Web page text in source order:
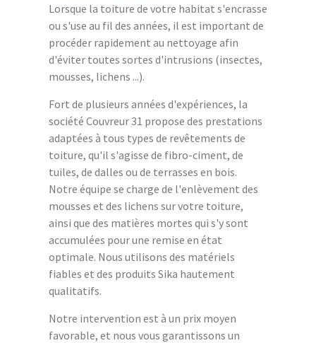
Lorsque la toiture de votre habitat s'encrasse
ou s'use au fil des années, il est important de
procéder rapidement au nettoyage afin
d'éviter toutes sortes d'intrusions (insectes,
mousses, lichens ...).
Fort de plusieurs années d'expériences, la
société Couvreur 31 propose des prestations
adaptées à tous types de revêtements de
toiture, qu'il s'agisse de fibro-ciment, de
tuiles, de dalles ou de terrasses en bois.
Notre équipe se charge de l'enlèvement des
mousses et des lichens sur votre toiture,
ainsi que des matières mortes qui s'y sont
accumulées pour une remise en état
optimale. Nous utilisons des matériels
fiables et des produits Sika hautement
qualitatifs.
Notre intervention est à un prix moyen
favorable, et nous vous garantissons un